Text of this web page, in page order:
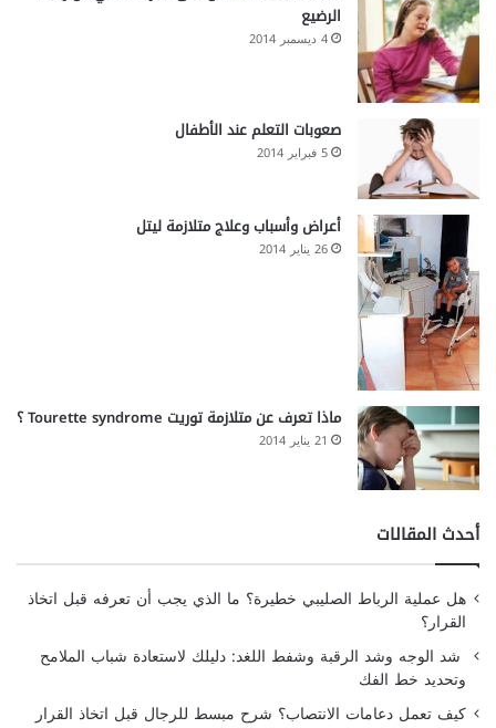
الرضيع
4 ديسمبر 2014
صعوبات التعلم عند الأطفال
5 فبراير 2014
أعراض وأسباب وعلاج متلازمة ليتل
26 يناير 2014
ماذا تعرف عن متلازمة توريت Tourette syndrome ؟
21 يناير 2014
أحدث المقالات
هل عملية الرباط الصليبي خطيرة؟ ما الذي يجب أن تعرفه قبل اتخاذ
القرار؟
شد الوجه وشد الرقبة وشفط اللغد: دليلك لاستعادة شباب الملامح
وتحديد خط الفك
كيف تعمل دعامات الانتصاب؟ شرح مبسط للرجال قبل اتخاذ القرار